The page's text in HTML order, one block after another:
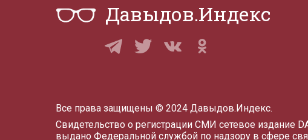
Давыдов.Индекс
Все права защищены © 2024 Давыдов.Индекс.
Свидетельство о регистрации СМИ сетевое издание
выдано Федеральной службой по надзору в сфере